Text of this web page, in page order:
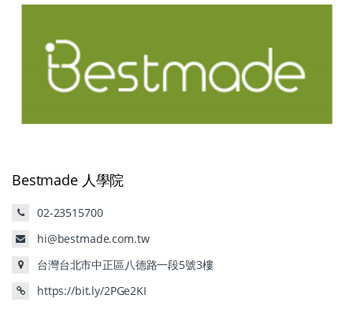
Bestmade 人學院
02-23515700
hi@bestmade.com.tw
台灣台北市中正區八德路一段5號3樓
https://bit.ly/2PGe2KI